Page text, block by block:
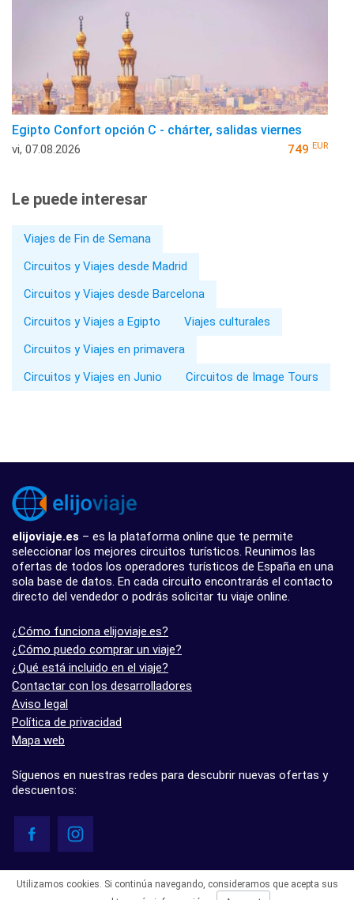
Egipto Confort opción C - chárter, salidas viernes
vi, 07.08.2026 749 EUR
Le puede interesar
Viajes de Fin de Semana
Circuitos y Viajes desde Madrid
Circuitos y Viajes desde Barcelona
Circuitos y Viajes a Egipto
Viajes culturales
Circuitos y Viajes en primavera
Circuitos y Viajes en Junio
Circuitos de Image Tours
elijoviaje.es – es la plataforma online que te permite
seleccionar los mejores circuitos turísticos. Reunimos las
ofertas de todos los operadores turísticos de España en una
sola base de datos. En cada circuito encontrarás el contacto
directo del vendedor o podrás solicitar tu viaje online.
¿Cómo funciona elijoviaje.es?
¿Cómo puedo comprar un viaje?
¿Qué está incluido en el viaje?
Contactar con los desarrolladores
Aviso legal
Política de privacidad
Mapa web
Síguenos en nuestras redes para descubrir nuevas ofertas y
descuentos:
- 5.0 basado en 7 opiniones
Utilizamos cookies. Si continúa navegando, consideramos que acepta sus